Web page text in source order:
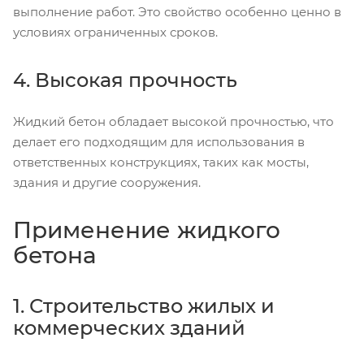
выполнение работ. Это свойство особенно ценно в
условиях ограниченных сроков.
4. Высокая прочность
Жидкий бетон обладает высокой прочностью, что
делает его подходящим для использования в
ответственных конструкциях, таких как мосты,
здания и другие сооружения.
Применение жидкого
бетона
1. Строительство жилых и
коммерческих зданий